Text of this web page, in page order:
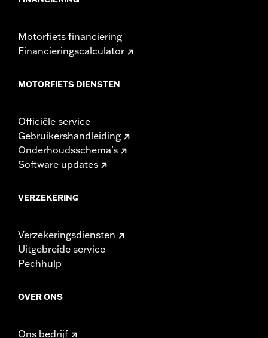
Motorfiets financiering
Financieringscalculator
MOTORFIETS DIENSTEN
Officiële service
Gebruikershandleiding
Onderhoudsschema's
Software updates
VERZEKERING
Verzekeringsdiensten
Uitgebreide service
Pechhulp
OVER ONS
Ons bedrijf